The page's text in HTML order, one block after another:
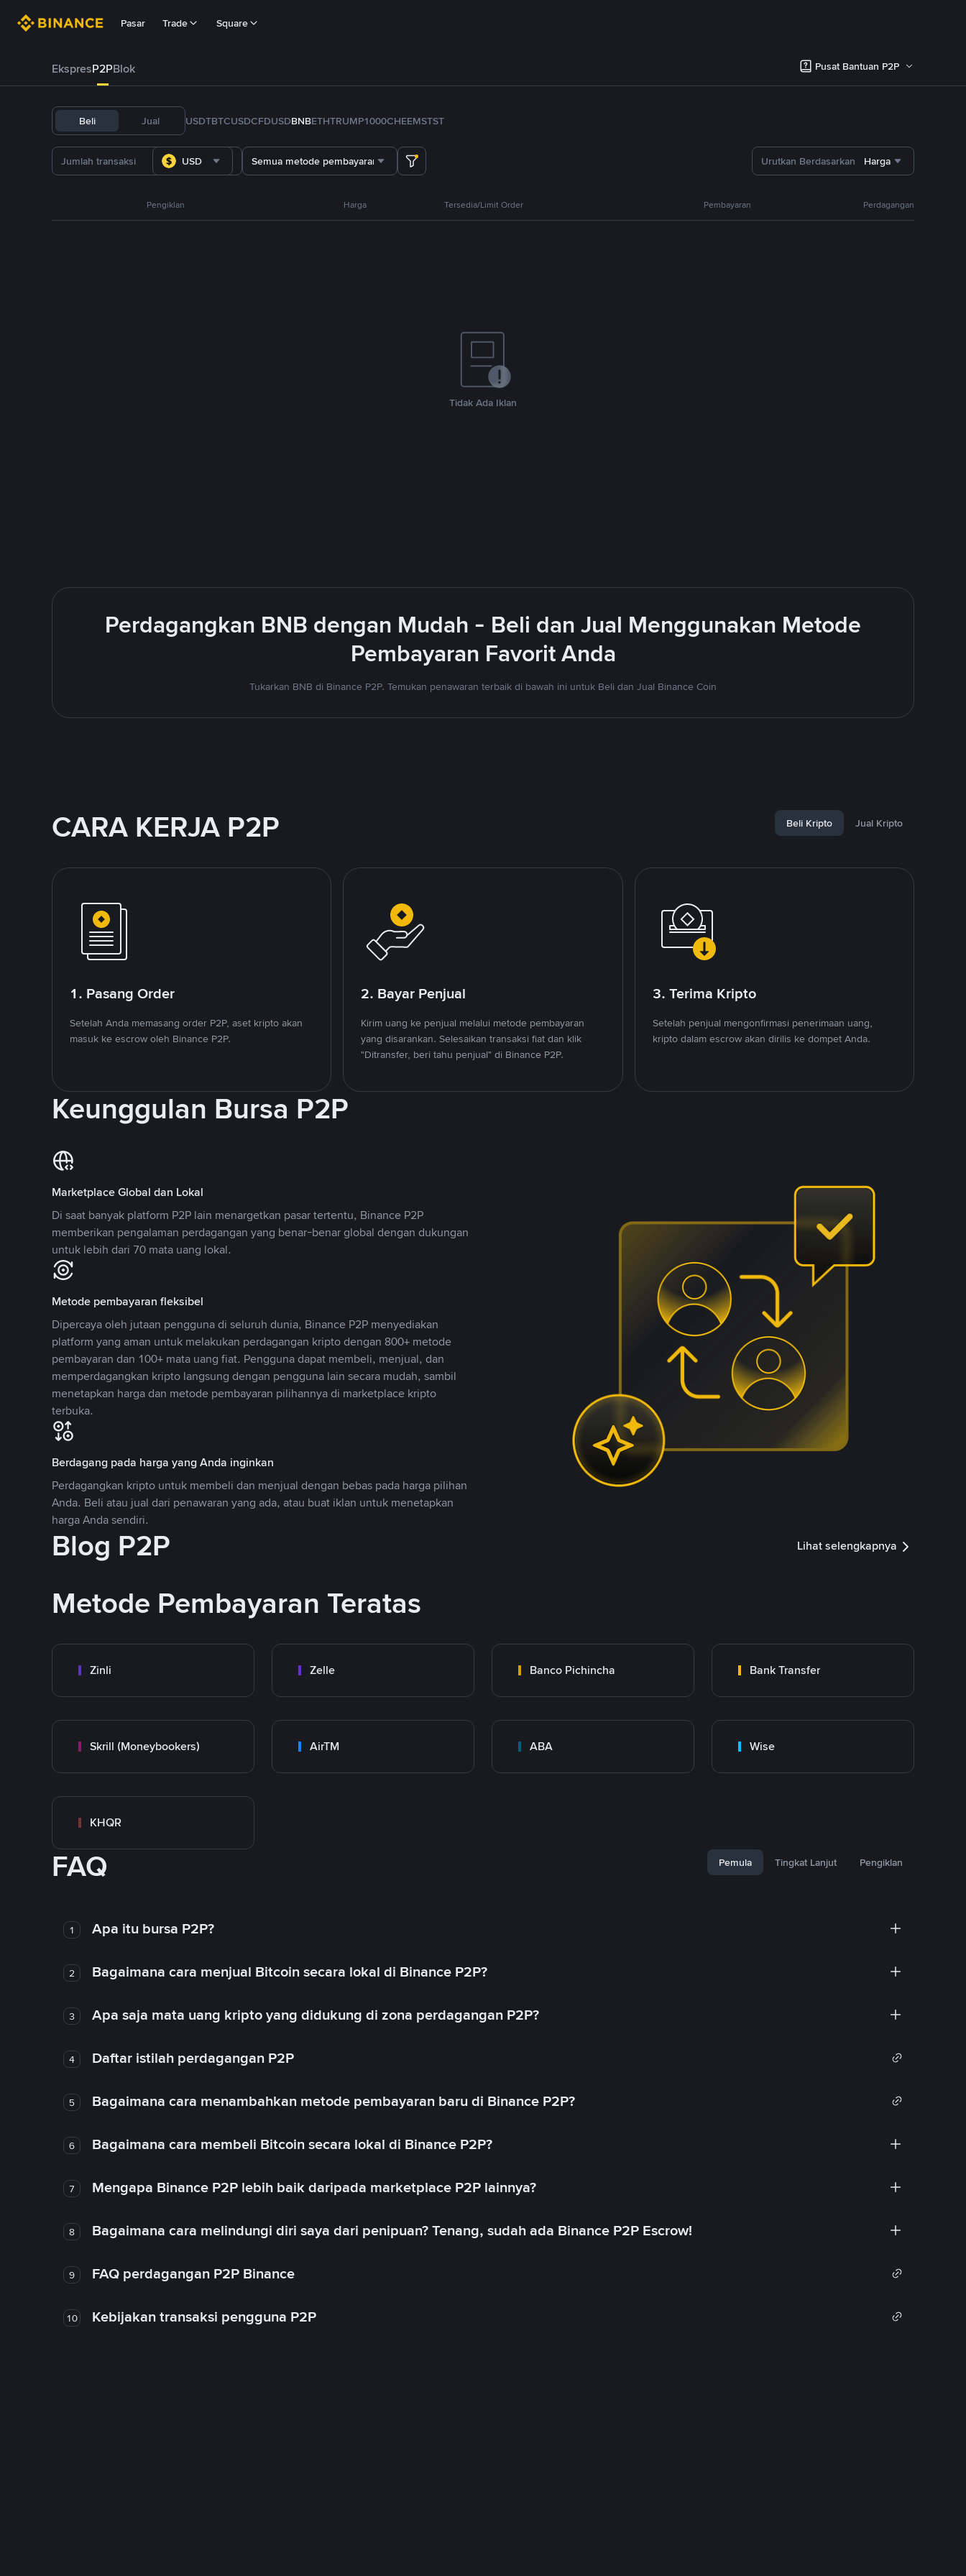
Pasar Trade Square
EkspresP2PBlok Pusat Bantuan P2P
Beli Jual USDTBTCUSDCFDUSDBNBETHTRUMP1000CHEEMSTST
USD Semua metode pembayaran Urutkan Berdasarkan Harga
Pengiklan Harga Tersedia/Limit Order Pembayaran Perdagangan
Tidak Ada Iklan
Perdagangkan BNB dengan Mudah - Beli dan Jual Menggunakan Metode
Pembayaran Favorit Anda
Tukarkan BNB di Binance P2P. Temukan penawaran terbaik di bawah ini untuk Beli dan Jual Binance Coin
CARA KERJA P2P Beli Kripto Jual Kripto
1. Pasang Order
Setelah Anda memasang order P2P, aset kripto akan
masuk ke escrow oleh Binance P2P.
2. Bayar Penjual
Kirim uang ke penjual melalui metode pembayaran
yang disarankan. Selesaikan transaksi fiat dan klik
"Ditransfer, beri tahu penjual" di Binance P2P.
3. Terima Kripto
Setelah penjual mengonfirmasi penerimaan uang,
kripto dalam escrow akan dirilis ke dompet Anda.
Keunggulan Bursa P2P
Marketplace Global dan Lokal
Di saat banyak platform P2P lain menargetkan pasar tertentu, Binance P2P
memberikan pengalaman perdagangan yang benar-benar global dengan dukungan
untuk lebih dari 70 mata uang lokal.
Metode pembayaran fleksibel
Dipercaya oleh jutaan pengguna di seluruh dunia, Binance P2P menyediakan
platform yang aman untuk melakukan perdagangan kripto dengan 800+ metode
pembayaran dan 100+ mata uang fiat. Pengguna dapat membeli, menjual, dan
memperdagangkan kripto langsung dengan pengguna lain secara mudah, sambil
menetapkan harga dan metode pembayaran pilihannya di marketplace kripto
terbuka.
Berdagang pada harga yang Anda inginkan
Perdagangkan kripto untuk membeli dan menjual dengan bebas pada harga pilihan
Anda. Beli atau jual dari penawaran yang ada, atau buat iklan untuk menetapkan
harga Anda sendiri.
Blog P2P Lihat selengkapnya
Metode Pembayaran Teratas
Zinli Zelle Banco Pichincha Bank Transfer
Skrill (Moneybookers) AirTM ABA Wise
KHQR
FAQ Pemula Tingkat Lanjut Pengiklan
1 Apa itu bursa P2P?
2 Bagaimana cara menjual Bitcoin secara lokal di Binance P2P?
3 Apa saja mata uang kripto yang didukung di zona perdagangan P2P?
4 Daftar istilah perdagangan P2P
5 Bagaimana cara menambahkan metode pembayaran baru di Binance P2P?
6 Bagaimana cara membeli Bitcoin secara lokal di Binance P2P?
7 Mengapa Binance P2P lebih baik daripada marketplace P2P lainnya?
8 Bagaimana cara melindungi diri saya dari penipuan? Tenang, sudah ada Binance P2P Escrow!
9 FAQ perdagangan P2P Binance
10 Kebijakan transaksi pengguna P2P